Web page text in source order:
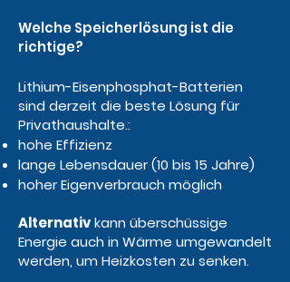
Welche Speicherlösung ist die
richtige?
Lithium-Eisenphosphat-Batterien
sind derzeit die beste Lösung für
Privathaushalte.:
hohe Effizienz
lange Lebensdauer (10 bis 15 Jahre)
hoher Eigenverbrauch möglich
Alternativkann überschüssige
Energie auch in Wärme umgewandelt
werden, um Heizkosten zu senken.